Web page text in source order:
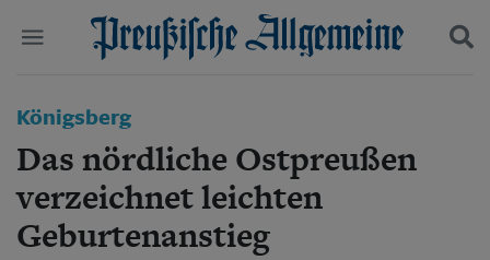
Wirtschaft
Panorama
Gesellschaft
Leben
Suchen und finden
Königsberg
Das nördliche Ostpreußen
verzeichnet leichten
Geburtenanstieg